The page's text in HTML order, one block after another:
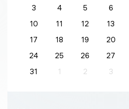
3
4 5 6
10
11 12 13
17
18 19 20
24
25 26 27
31
1 2 3